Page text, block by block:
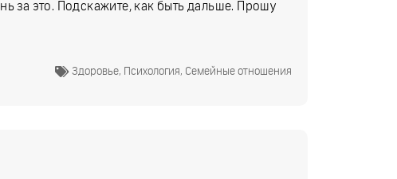
за это. Подскажите, как быть дальше. Прошу
Здоровье, Психология, Семейные отношения